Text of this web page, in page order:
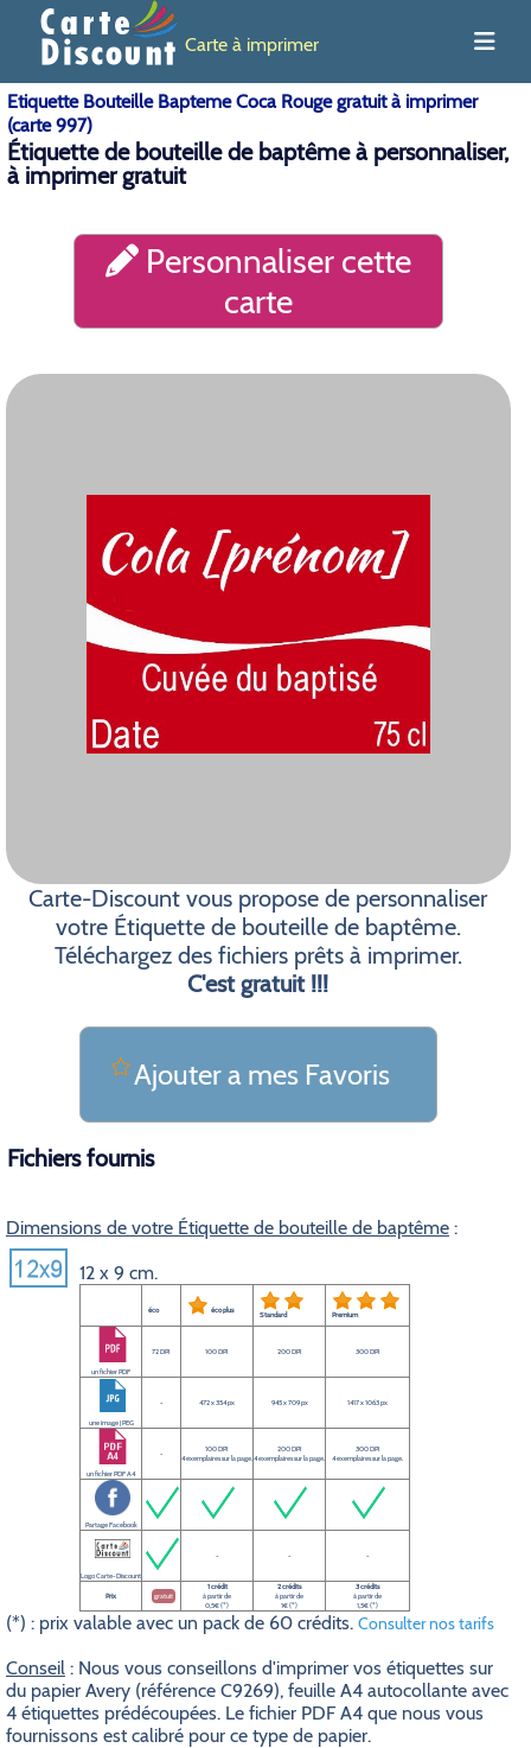
Carte à imprimer
Etiquette Bouteille Bapteme Coca Rouge gratuit à imprimer
(carte 997)
Étiquette de bouteille de baptême à personnaliser,
à imprimer gratuit
Personnaliser cette
carte
Carte-Discount vous propose de personnaliser
votre Étiquette de bouteille de baptême.
Téléchargez des fichiers prêts à imprimer.
C'est gratuit !!!
Ajouter a mes Favoris
Fichiers fournis
Dimensions de votre Étiquette de bouteille de baptême :
12 x 9 cm.
éco éco plus Standard Premium
un fichier PDF
72 DPI 100 DPI 200 DPI 300 DPI
une image JPEG
- 472 x 354 px 945 x 709 px 1417 x 1063 px
un fichier PDF A4
-
100 DPI
4 exemplaires sur la page.
200 DPI
4 exemplaires sur la page.
300 DPI
4 exemplaires sur la page.
Partage Facebook
Logo Carte-Discount
- - -
Prix gratuit
1 crédit
à partir de
0,5€ (*)
2 crédits
à partir de
1€ (*)
3 crédits
à partir de
1,5€ (*)
(*) : prix valable avec un pack de 60 crédits. Consulter nos tarifs
Conseil : Nous vous conseillons d'imprimer vos étiquettes sur
du papier Avery (référence C9269), feuille A4 autocollante avec
4 étiquettes prédécoupées. Le fichier PDF A4 que nous vous
fournissons est calibré pour ce type de papier.